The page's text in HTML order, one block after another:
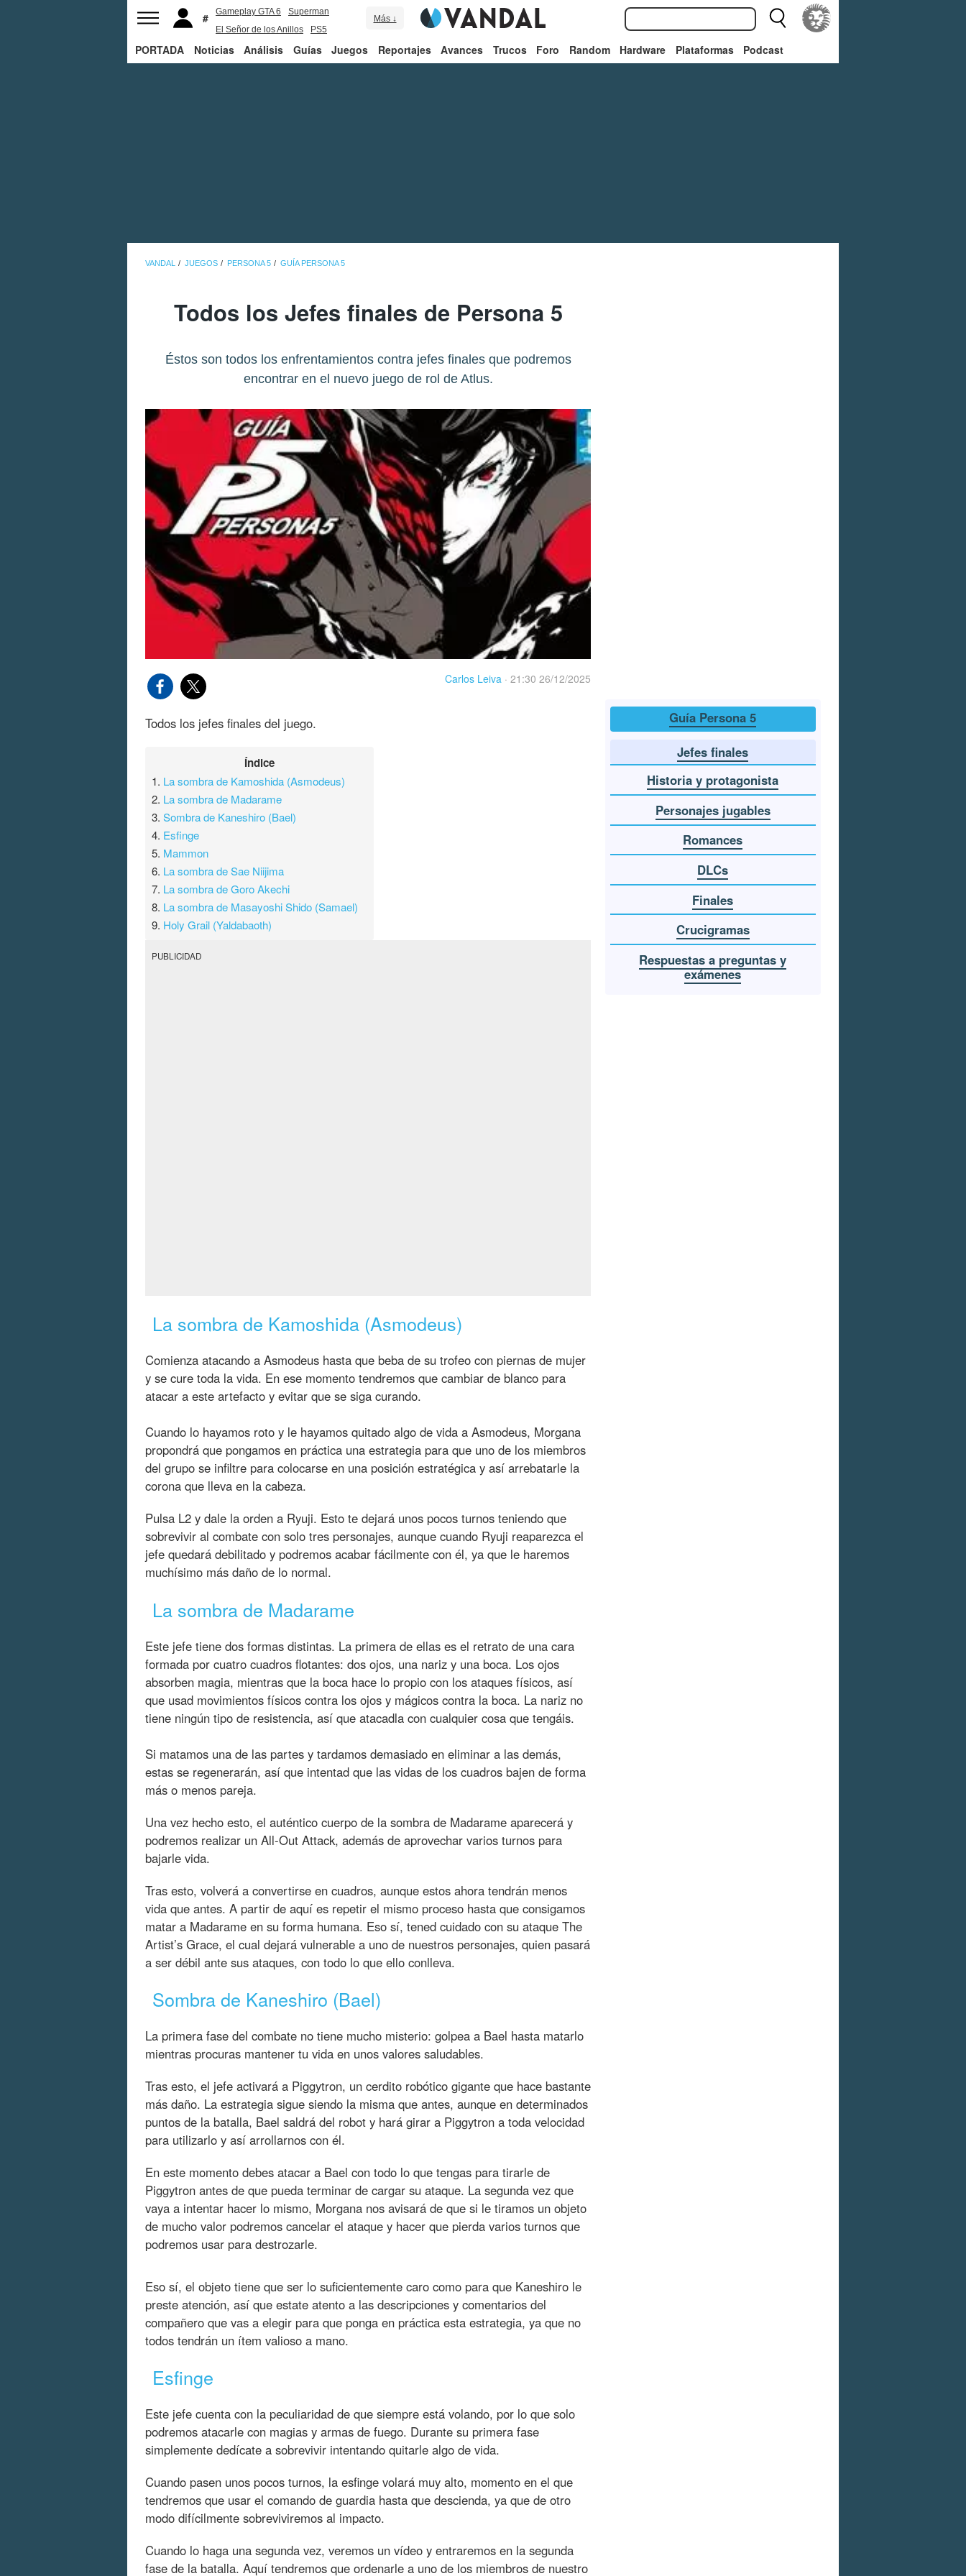
Gameplay GTA 6
Superman
El Señor de los Anillos
PS5
Más ↓
PORTADA Noticias Análisis Guías Juegos Reportajes Avances Trucos Foro Random Hardware Plataformas Podcast
VANDAL JUEGOS PERSONA 5 GUÍA PERSONA 5
Todos los Jefes finales de Persona 5
Éstos son todos los enfrentamientos contra jefes finales que podremos
encontrar en el nuevo juego de rol de Atlus.
Carlos Leiva · 21:30 26/12/2025
Todos los jefes finales del juego.
Índice
1. La sombra de Kamoshida (Asmodeus)
2. La sombra de Madarame
3.Sombra de Kaneshiro (Bael)
4. Esfinge
5. Mammon
6. La sombra de Sae Niijima
7. La sombra de Goro Akechi
8. La sombra de Masayoshi Shido (Samael)
9. Holy Grail (Yaldabaoth)
PUBLICIDAD
La sombra de Kamoshida (Asmodeus)
Comienza atacando a Asmodeus hasta que beba de su trofeo con piernas de mujer
y se cure toda la vida. En ese momento tendremos que cambiar de blanco para
atacar a este artefacto y evitar que se siga curando.
Cuando lo hayamos roto y le hayamos quitado algo de vida a Asmodeus, Morgana
propondrá que pongamos en práctica una estrategia para que uno de los miembros
del grupo se infiltre para colocarse en una posición estratégica y así arrebatarle la
corona que lleva en la cabeza.
Pulsa L2 y dale la orden a Ryuji. Esto te dejará unos pocos turnos teniendo que
sobrevivir al combate con solo tres personajes, aunque cuando Ryuji reaparezca el
jefe quedará debilitado y podremos acabar fácilmente con él, ya que le haremos
muchísimo más daño de lo normal.
La sombra de Madarame
Este jefe tiene dos formas distintas. La primera de ellas es el retrato de una cara
formada por cuatro cuadros flotantes: dos ojos, una nariz y una boca. Los ojos
absorben magia, mientras que la boca hace lo propio con los ataques físicos, así
que usad movimientos físicos contra los ojos y mágicos contra la boca. La nariz no
tiene ningún tipo de resistencia, así que atacadla con cualquier cosa que tengáis.
Si matamos una de las partes y tardamos demasiado en eliminar a las demás,
estas se regenerarán, así que intentad que las vidas de los cuadros bajen de forma
más o menos pareja.
Una vez hecho esto, el auténtico cuerpo de la sombra de Madarame aparecerá y
podremos realizar un All-Out Attack, además de aprovechar varios turnos para
bajarle vida.
Tras esto, volverá a convertirse en cuadros, aunque estos ahora tendrán menos
vida que antes. A partir de aquí es repetir el mismo proceso hasta que consigamos
matar a Madarame en su forma humana. Eso sí, tened cuidado con su ataque The
Artist’s Grace, el cual dejará vulnerable a uno de nuestros personajes, quien pasará
a ser débil ante sus ataques, con todo lo que ello conlleva.
Sombra de Kaneshiro (Bael)
La primera fase del combate no tiene mucho misterio: golpea a Bael hasta matarlo
mientras procuras mantener tu vida en unos valores saludables.
Tras esto, el jefe activará a Piggytron, un cerdito robótico gigante que hace bastante
más daño. La estrategia sigue siendo la misma que antes, aunque en determinados
puntos de la batalla, Bael saldrá del robot y hará girar a Piggytron a toda velocidad
para utilizarlo y así arrollarnos con él.
En este momento debes atacar a Bael con todo lo que tengas para tirarle de
Piggytron antes de que pueda terminar de cargar su ataque. La segunda vez que
vaya a intentar hacer lo mismo, Morgana nos avisará de que si le tiramos un objeto
de mucho valor podremos cancelar el ataque y hacer que pierda varios turnos que
podremos usar para destrozarle.
Eso sí, el objeto tiene que ser lo suficientemente caro como para que Kaneshiro le
preste atención, así que estate atento a las descripciones y comentarios del
compañero que vas a elegir para que ponga en práctica esta estrategia, ya que no
todos tendrán un ítem valioso a mano.
Esfinge
Este jefe cuenta con la peculiaridad de que siempre está volando, por lo que solo
podremos atacarle con magias y armas de fuego. Durante su primera fase
simplemente dedícate a sobrevivir intentando quitarle algo de vida.
Cuando pasen unos pocos turnos, la esfinge volará muy alto, momento en el que
tendremos que usar el comando de guardia hasta que descienda, ya que de otro
modo difícilmente sobreviviremos al impacto.
Cuando lo haga una segunda vez, veremos un vídeo y entraremos en la segunda
fase de la batalla. Aquí tendremos que ordenarle a uno de los miembros de nuestro
Guía Persona 5
Jefes finales
Historia y protagonista
Personajes jugables
Romances
DLCs
Finales
Crucigramas
Respuestas a preguntas y
exámenes